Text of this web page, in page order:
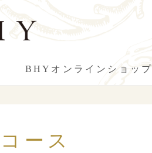
BHYオンラインショップ
ース